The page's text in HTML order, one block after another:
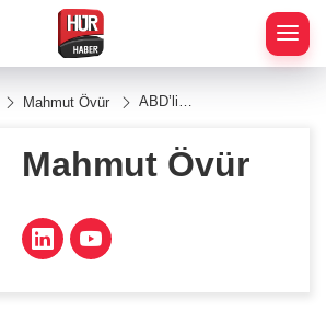
Mahmut Övür
ABD’li
basını
neden
Mahmut Övür